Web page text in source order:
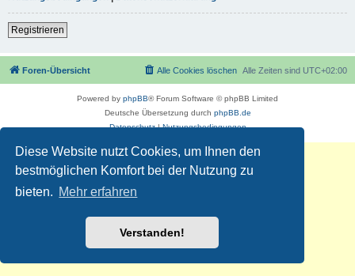
Diese Website nutzt Cookies, um Ihnen den
bestmöglichen Komfort bei der Nutzung zu
bieten. Mehr erfahren
Verstanden!
Registrieren
Foren-Übersicht Alle Zeiten sind UTC+02:00
Alle Cookies löschen
Powered by phpBB® Forum Software © phpBB Limited
Deutsche Übersetzung durch phpBB.de
Datenschutz|Nutzungsbedingungen